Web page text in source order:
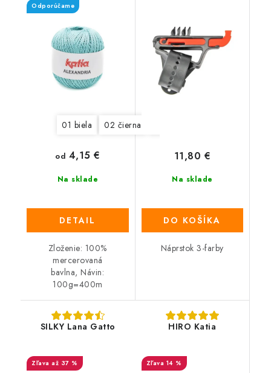
Odporúčame
01 biela 02 čierna
Na sklade
od 4,15 €
DETAIL
Zloženie: 100%
mercerovaná
bavlna, Návin:
100g=400m
Na sklade
11,80 €
DO KOŠÍKA
Náprstok 3-farby
SILKY Lana Gatto
až 37 %
HIRO Katia
14 %